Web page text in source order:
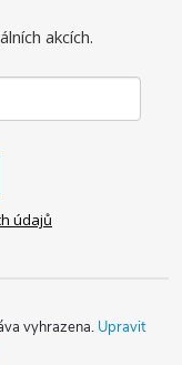
akcích.
údajů
vyhrazena. Upravit